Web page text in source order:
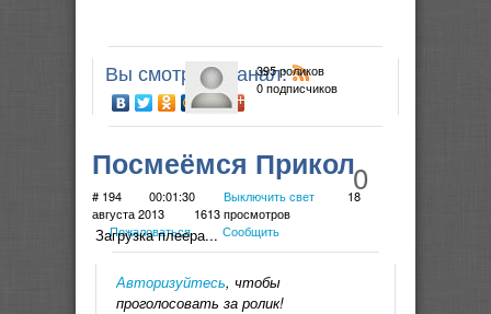
Вы смотрите канал:395 роликов
0 подписчиков
0
Посмеёмся Прикол
ЖЕСТЬ ))) ВСЕМ
СМОТРЕТЬ
СРОЧНО!
# 194 00:01:30 Выключить свет
18
августа 2013
1613 просмотров
Пожаловаться
Сообщить
Загрузка плеера...
Авторизуйтесь, чтобы
проголосовать за ролик!